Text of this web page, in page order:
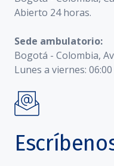
Abierto 24 horas.
Sede ambulatorio:
Bogotá - Colombia,
Lunes a viernes: 06:00